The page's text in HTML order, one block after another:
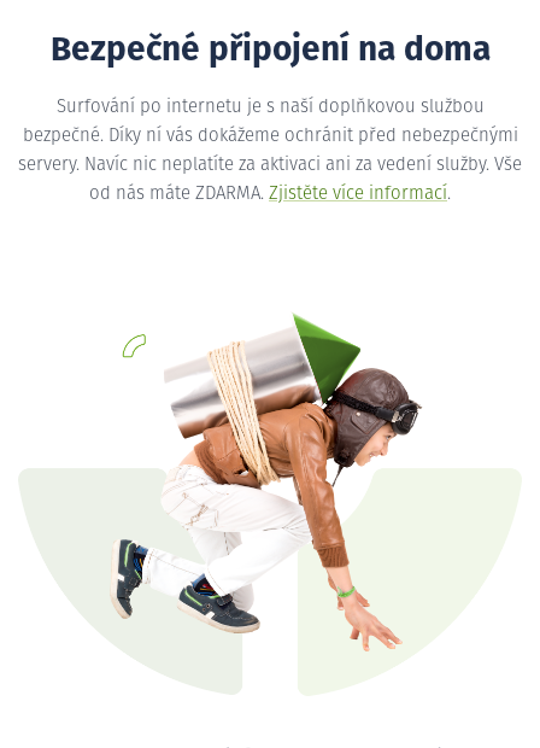
Bezpečné připojení na doma
Surfování po internetu je s naší doplňkovou službou
bezpečné. Díky ní vás dokážeme ochránit před nebezpečnými
servery. Navíc nic neplatíte za aktivaci ani za vedení služby. Vše
od nás máte ZDARMA. Zjistěte více informací.